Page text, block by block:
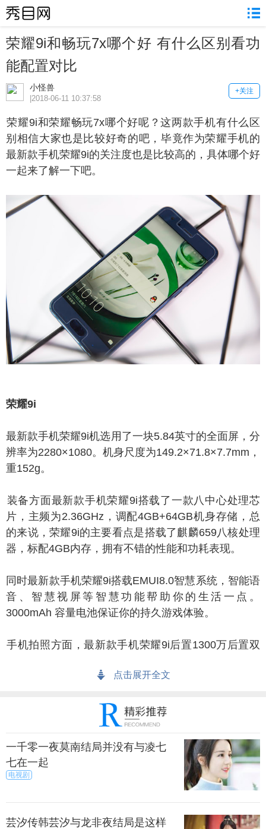
荣耀9i和畅玩7x哪个好 有什么区别看功
能配置对比
小怪兽 +关注
|2018-06-11 10:37:58
9i和荣耀畅玩7x哪个好呢？这两款手机有什么区
别相信大家也是比较好奇的吧，毕竟作为荣耀手机的
最新款手机荣耀9i的关注度也是比较高的，具体哪个好
一起来了解一下吧。
耀9i
新款手机荣耀9i机选用了一块5.84英寸的全面屏，分
辨率为2280×1080。机身尺度为149.2×71.8×7.7mm，
重152g。
方面最新款手机荣耀9i搭载了一款八中心处理芯
片，主频为2.36GHz，调配4GB+64GB机身存储，总
的来说，荣耀9i的主要看点是搭载了麒麟659八核处理
器，标配4GB内存，拥有不错的性能和功耗表现。
最新款手机荣耀9i搭载EMUI8.0智慧系统，智能语
音、智慧视屏等智慧功能帮助你的生活一点。
3000mAh 容量电池保证你的持久游戏体验。
拍照方面，最新款手机荣耀9i后置1300万后置双
成技术，暗光逆光拍照都更出彩。在功能方面，荣耀9i
点击展开全文
一千零一夜莫南结局并没有与凌七
七在一起
电视剧
芸汐传韩芸汐与龙非夜结局是这样